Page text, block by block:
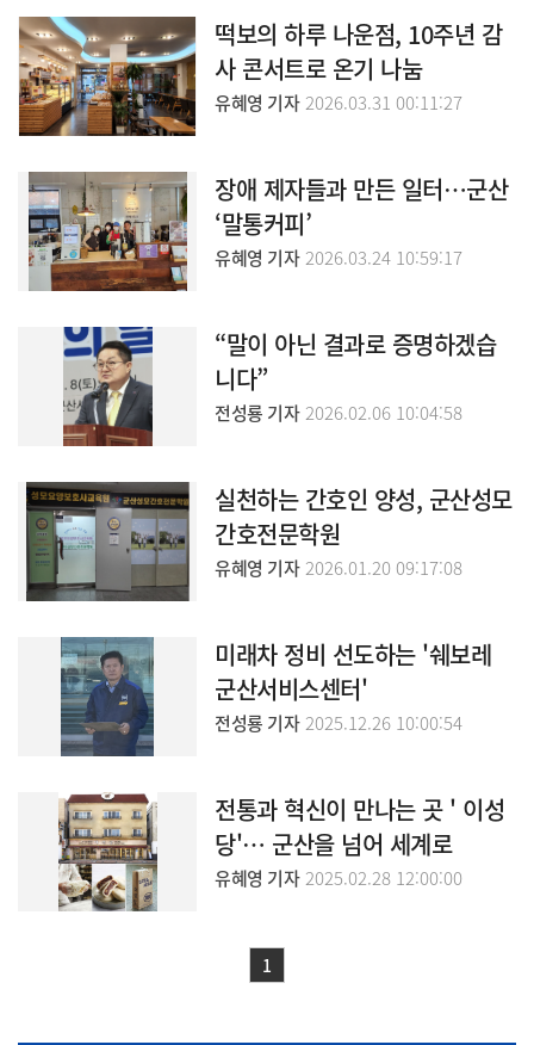
떡보의 하루 나운점, 10주년 감
사 콘서트로 온기 나눔
유혜영 기자 2026.03.31 00:11:27
장애 제자들과 만든 일터…군산
‘말통커피’
유혜영 기자 2026.03.24 10:59:17
“말이 아닌 결과로 증명하겠습
니다”
전성룡 기자 2026.02.06 10:04:58
실천하는 간호인 양성, 군산성모
간호전문학원
유혜영 기자 2026.01.20 09:17:08
미래차 정비 선도하는 '쉐보레
군산서비스센터'
전성룡 기자 2025.12.26 10:00:54
전통과 혁신이 만나는 곳 ' 이성
당'… 군산을 넘어 세계로
유혜영 기자 2025.02.28 12:00:00
1